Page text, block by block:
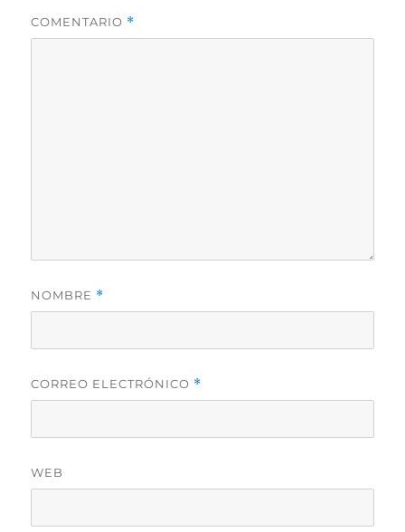
COMENTARIO *
NOMBRE *
CORREO ELECTRÓNICO *
WEB